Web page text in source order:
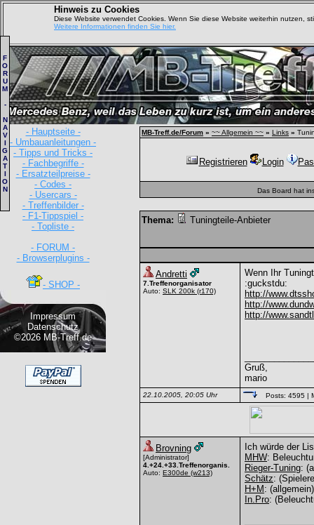
Hinweis zu Cookies
Diese Website verwendet Cookies. Wenn Sie diese Website weiterhin nutzen,
Weitere Informationen finden Sie hier.
- Hauptseite -
- Umbauanleitungen -
- Tipps und Tricks -
- Fachbegriffe -
- Ersatzteilpreise -
- Codes -
- Usercars -
- Treffenbilder -
- F1-Tippspiel -
- Topliste -
- FORUM -
- Browserplugins -
- SHOP -
Impressum
Datenschutz
©2026 MB-Treff.de
F
O
R
U
M
-
N
A
V
I
G
A
T
I
O
N
MB-Treff.de/Forum » ~~ Allgemein ~~ » Links »
Registrieren Login
Das Board hat
Thema: Tuningteile-Anbieter
Andretti
7.Treffenorganisator
Auto: SLK 200k (r170)
Wenn Ihr
:guckstdu:
http://
http://
http://
Gruß,
mario
22.10.2005, 20:05 Uhr Posts: 4595 |
Brovning
[Administrator]
4.+24.+33.Treffenorganis.
Auto: E300de (w213)
Ich würde der
MHW:
Rieger-Tuning:
Schätz:
H+M : (allgemein)
In.Pro: